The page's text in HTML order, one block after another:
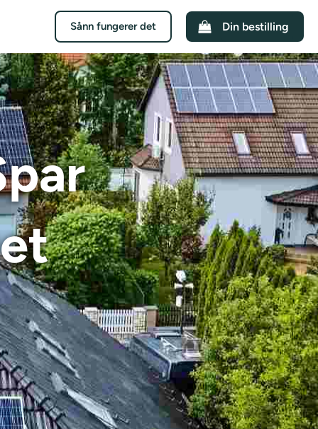
Sånn fungerer det Din bestilling